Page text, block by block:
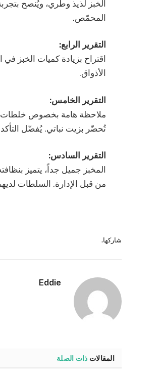
الخبز لذيذ وطري، ويُنصح
المحمّص.
التقرير الرابع:
اقتراح بزيادة كميات الخبز
الأذواق.
التقرير الخامس:
ملاحظة هامة بخصوص خلطات
تُحضّر بزيت نباتي. يُفضّل
التقرير السادس:
المخبز جميل جداً، يتميز
من قبل الإدارة. السلطات
شاركها.
Eddie
المقالات ذات الصلة